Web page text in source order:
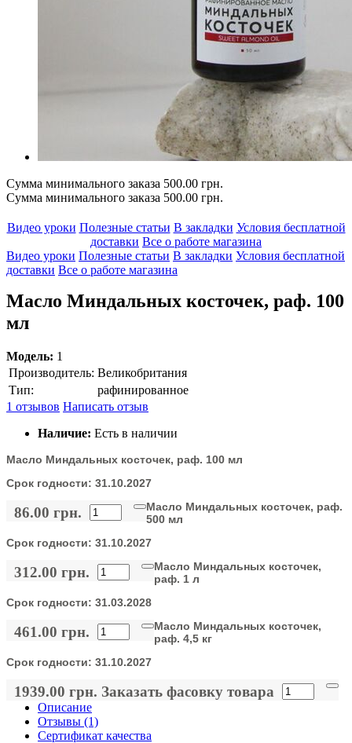
Сумма минимального заказа 500.00 грн.
Сумма минимального заказа 500.00 грн.
Видео уроки Полезные статьи В закладки Условия бесплатной
доставки Все о работе магазина
Видео уроки Полезные статьи В закладки Условия бесплатной
доставки Все о работе магазина
Масло Миндальных косточек, раф. 100
мл
Модель: 1
Производитель: Великобритания
Тип:
рафинированное
1 отзывов Написать отзыв
Наличие: Есть в наличии
Масло Миндальных косточек, раф. 100 мл
Срок годности: 31.10.2027
86.00 грн.
Масло Миндальных косточек, раф.
500 мл
Срок годности: 31.10.2027
312.00 грн.
Масло Миндальных косточек,
раф. 1 л
Срок годности: 31.03.2028
461.00 грн.
Масло Миндальных косточек,
раф. 4,5 кг
Срок годности: 31.10.2027
1939.00 грн. Заказать фасовку товара
Описание
Отзывы (1)
Сертификат качества